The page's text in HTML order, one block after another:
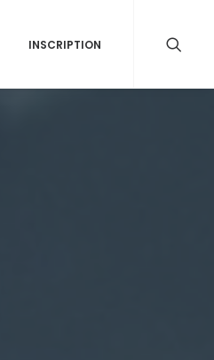
INSCRIPTION